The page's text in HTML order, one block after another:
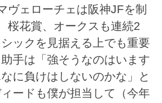
ェローチェは阪神JFを制
桜花賞、オークスも連続2
ックを見据える上でも重要
手は「強そうなのはいます
に負けはしないのかな」と
ードも僕が担当して（今年